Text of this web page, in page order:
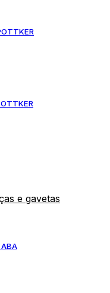
e gavetas
ABA